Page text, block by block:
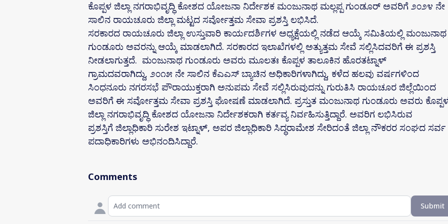
ಕೊಪ್ಪಳ ಜಿಲ್ಲಾ ನಗರಾಭಿವೃದ್ಧಿ ಕೋಶದ ಯೋಜನಾ ನಿರ್ದೇಶಕ ಮಂಜುನಾಥ ಮಲ್ಲಪ್ಪ ಗುಂಡೂರ್ ಅವರಿಗೆ ೨೦೨೪ ನೇ
ಸಾಲಿನ ರಾಯಚೂರು ಜಿಲ್ಲಾ ಮಟ್ಟದ ಸರ್ವೋತ್ತಮ ಸೇವಾ ಪ್ರಶಸ್ತಿ ಲಭಿಸಿದೆ.
ಸರಕಾರದ ರಾಯಚೂರು ಜಿಲ್ಲಾ ಉಸ್ತುವಾರಿ ಕಾರ್ಯದರ್ಶಿಗಳ ಅಧ್ಯಕ್ಷೆಯಲ್ಲಿ ನಡೆದ ಆಯ್ಕೆ ಸಮಿತಿಯಲ್ಲಿ ಮಂಜುನಾಥ
ಗುಂಡೂರು ಅವರನ್ನು ಆಯ್ಕೆ ಮಾಡಲಾಗಿದೆ. ಸರಕಾರದ ಇಲಾಖೆಗಳಲ್ಲಿ ಅತ್ಯುತ್ತಮ ಸೇವೆ ಸಲ್ಲಿಸಿದವರಿಗೆ ಈ ಪ್ರಶಸ್ತಿ
ನೀಡಲಾಗುತ್ತದೆ. ಮಂಜುನಾಥ ಗುಂಡೂರು ಅವರು ಮೂಲತಃ ಕೊಪ್ಪಳ ತಾಲೂಕಿನ ಹೊರತಟ್ನಾಳ್
ಗ್ರಾಮದವರಾಗಿದ್ದು, ೨೦೧೫ ನೇ ಸಾಲಿನ ಕೆಎಎಸ್ ಬ್ಯಾಚಿನ ಅಧಿಕಾರಿಗಳಾಗಿದ್ದು, ಕಳೆದ ಹಲವು ವರ್ಷಗಳಿಂದ
ಸಿಂಧನೂರು ನಗರಸಭೆ ಪೌರಾಯುಕ್ತರಾಗಿ ಅನುಪಮ ಸೇವೆ ಸಲ್ಲಿಸಿರುವುದನ್ನು ಗುರುತಿಸಿ ರಾಯಚೂರ ಜಿಲ್ಲೆಯಿಂದ
ಅವರಿಗೆ ಈ ಸರ್ವೋತ್ತಮ ಸೇವಾ ಪ್ರಶಸ್ತಿ ಘೋಷಣೆ ಮಾಡಲಾಗಿದೆ. ಪ್ರಸ್ತುತ ಮಂಜುನಾಥ ಗುಂಡೂರು ಅವರು
ಜಿಲ್ಲಾ ನಗರಾಭಿವೃದ್ಧಿ ಕೋಶದ ಯೋಜನಾ ನಿರ್ದೇಶಕರಾಗಿ ಕರ್ತವ್ಯ ನಿರ್ವಹಿಸುತ್ತಿದ್ದಾರೆ. ಅವರಿಗ ಲಭಿಸಿರುವ
ಪ್ರಶಸ್ತಿಗೆ ಜಿಲ್ಲಾಧಿಕಾರಿ ಸುರೇಶ ಇಟ್ನಾಳ್, ಅಪರ ಜಿಲ್ಲಾಧಿಕಾರಿ ಸಿದ್ಧರಾಮೇಶ ಸೇರಿದಂತೆ ಜಿಲ್ಲಾ ನೌಕರರ ಸಂಘದ ಸರ್ವ
ಪದಾಧಿಕಾರಿಗಳು ಅಭಿನಂದಿಸಿದ್ದಾರೆ.
Comments
Submit